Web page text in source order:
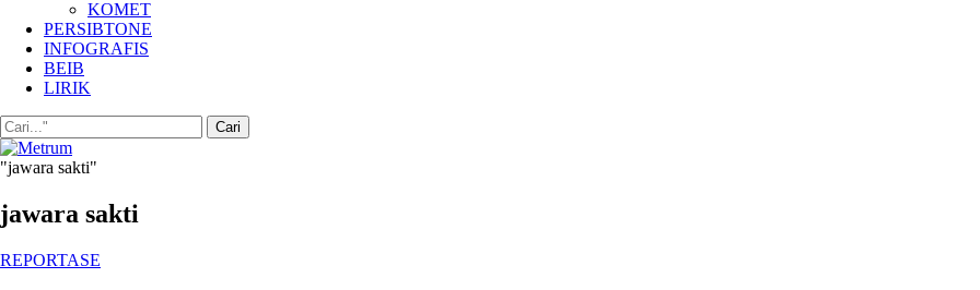
KOMET
PERSIBTONE
INFOGRAFIS
BEIB
LIRIK
"jawara sakti"
jawara sakti
REPORTASE